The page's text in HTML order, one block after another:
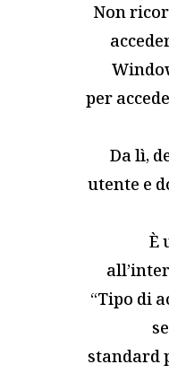
Non
per
Da lì,
utente e
È
“Tipo di
standard